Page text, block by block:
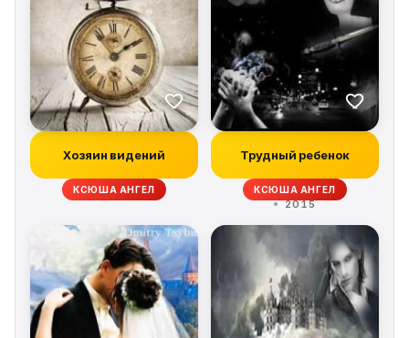
Хозяин видений
КСЮША АНГЕЛ
Трудный ребенок
КСЮША АНГЕЛ
2015